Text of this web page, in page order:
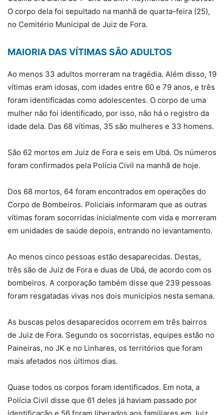
O corpo dela foi sepultado na manhã de quarta-feira (25),
no Cemitério Municipal de Juiz de Fora.
MAIORIA DAS VÍTIMAS SÃO ADULTOS
Ao menos 33 adultos morreram na tragédia. Além disso, 19
vítimas eram idosas, com idades entre 60 e 79 anos, e três
foram identificadas como adolescentes. O corpo de uma
mulher não foi identificado, por isso, não há o registro da
idade dela. Das 68 vítimas, 35 são mulheres e 33 homens.
São 62 mortos em Juiz de Fora e seis em Ubá. Os números
foram confirmados pela Polícia Civil na manhã de hoje.
Dos 68 mortos, 64 foram encontrados em operações do
Corpo de Bombeiros. Policiais informaram que as outras
vítimas foram socorridas inicialmente com vida e morreram
em unidades de saúde depois, entrando no levantamento.
Ao menos cinco pessoas estão desaparecidas. Destas,
três são de Juiz de Fora e duas de Ubá, de acordo com os
bombeiros. A corporação também disse que 239 pessoas
foram resgatadas vivas nos dois municípios nesta semana.
As buscas pelos desaparecidos ocorrem em três bairros
de Juiz de Fora. Segundo os socorristas, equipes estão no
Paineiras, no JK e no Linhares, os territórios que foram
mais afetados nos últimos dias.
Quase todos os corpos foram identificados. Em nota, a
Polícia Civil disse que 61 deles já haviam passado por
identificação e 56 foram liberados aos familiares em Juiz